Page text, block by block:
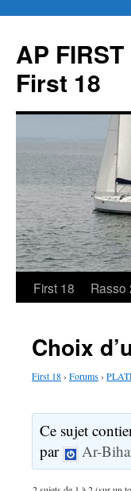
contenu
AP
First 18
First 18 Rasso
Choix
First 18› Forums›
Ce sujet
par
Ar-